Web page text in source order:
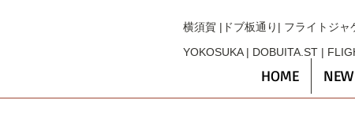
横須賀 |ドブ板通り| フライト ジャ
YOKOSUKA | DOBUITA.ST |
HOME